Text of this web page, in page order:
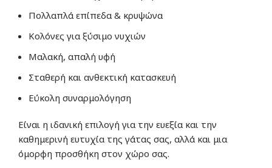
Πολλαπλά επίπεδα & κρυψώνα
Κολόνες για ξύσιμο νυχιών
Μαλακή, απαλή υφή
Σταθερή και ανθεκτική κατασκευή
Εύκολη συναρμολόγηση
Είναι η ιδανική επιλογή για την ευεξία και την
καθημερινή ευτυχία της γάτας σας, αλλά και μια
όμορφη προσθήκη στον χώρο σας.